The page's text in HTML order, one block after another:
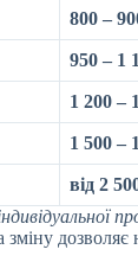
800 –
950 – 1
1 200 –
1 500 –
від 2
зміну